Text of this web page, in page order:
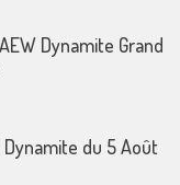
Dynamite Grand
du 5 Août